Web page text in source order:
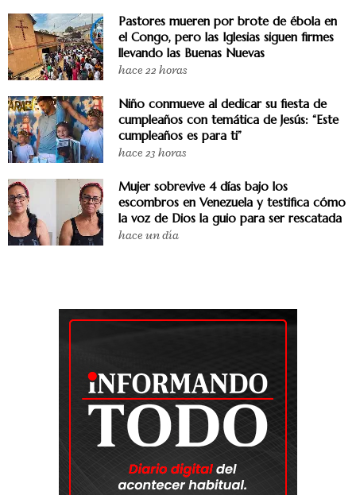
Pastores mueren por brote de ébola en
el Congo, pero las Iglesias siguen firmes
llevando las Buenas Nuevas
hace 22 horas
Niño conmueve al dedicar su fiesta de
cumpleaños con temática de Jesús: “Este
cumpleaños es para ti”
hace 23 horas
Mujer sobrevive 4 días bajo los
escombros en Venezuela y testifica cómo
la voz de Dios la guio para ser rescatada
hace un día